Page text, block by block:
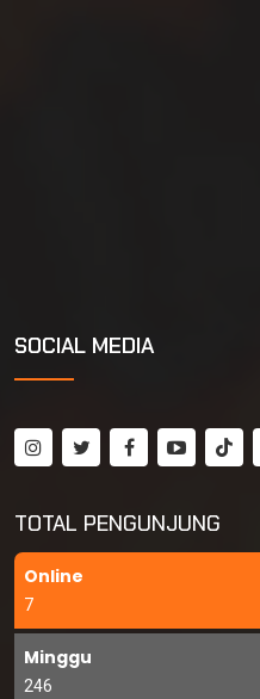
SOCIAL MEDIA
TOTAL PENGUNJUNG
Online
7
Minggu
246